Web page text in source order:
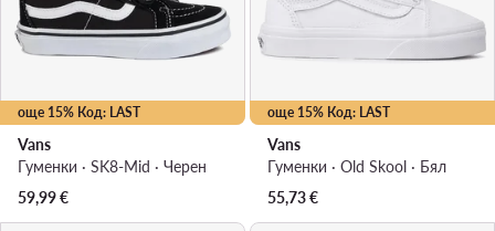
още 15% Код: LAST
Vans
Гуменки · SK8-Mid · Черен
59,99€
още 15% Код: LAST
Vans
Гуменки · Old Skool · Бял
55,73€